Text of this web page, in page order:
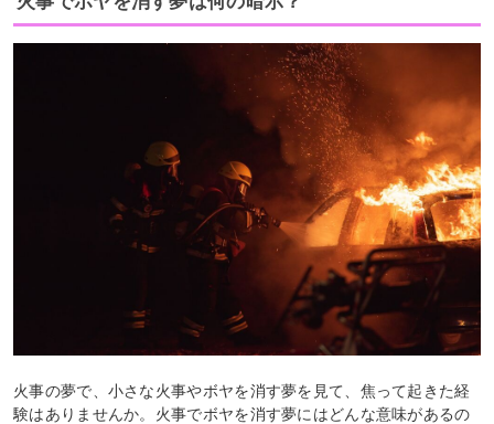
火事の夢で、小さな火事やボヤを消す夢を見て、焦って起きた経
験はありませんか。火事でボヤを消す夢にはどんな意味があるの